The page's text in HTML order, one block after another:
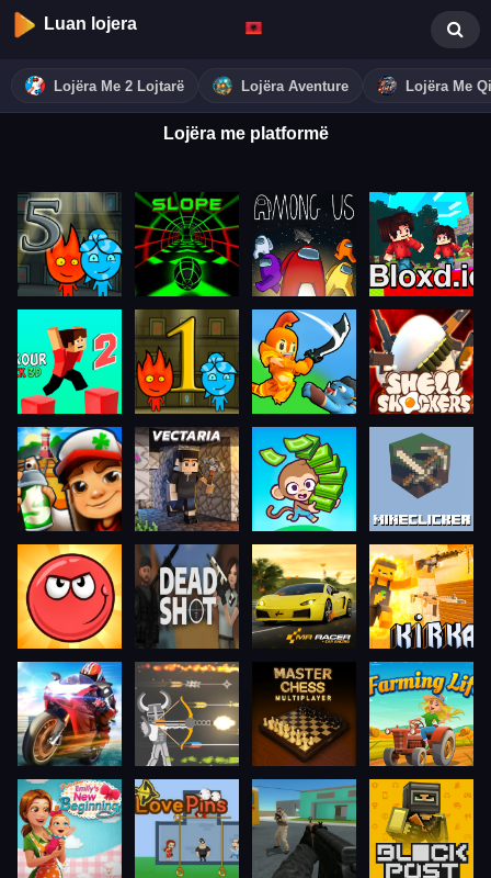
Luan lojera
Lojëra Me 2 Lojtarë Lojëra Aventure Lojëra Me
Lojëra me platformë